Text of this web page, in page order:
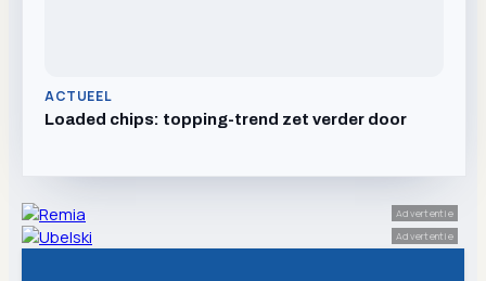
ACTUEEL
Loaded chips: topping-trend zet verder door
Advertentie
Advertentie